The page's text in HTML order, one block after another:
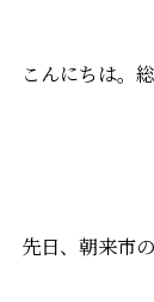
こんにちは。
先日、朝来市